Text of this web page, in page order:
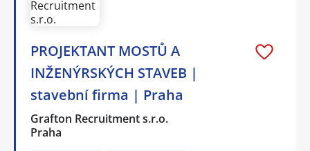
PROJEKTANT MOSTŮ A
INŽENÝRSKÝCH STAVEB |
stavební firma | Praha
Grafton Recruitment s.r.o.
Praha